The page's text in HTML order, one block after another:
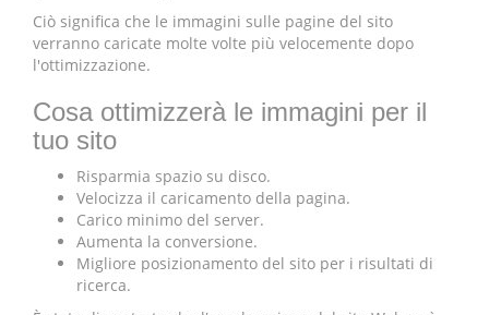
Ciò significa che le immagini sulle pagine del sito
verranno caricate molte volte più velocemente dopo
l'ottimizzazione.
Cosa ottimizzerà le immagini per il
tuo sito
Risparmia spazio su disco.
Velocizza il caricamento della pagina.
Carico minimo del server.
Aumenta la conversione.
Migliore posizionamento del sito per i risultati di
ricerca.